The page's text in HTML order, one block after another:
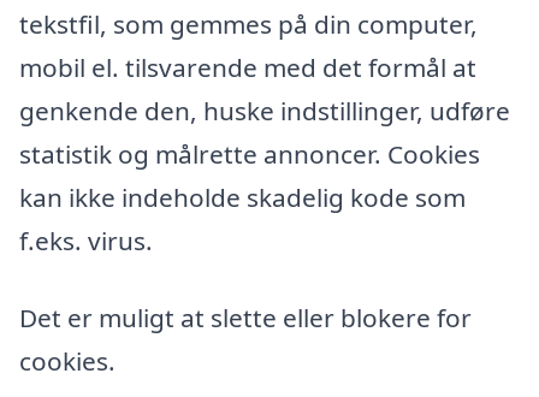
tekstfil, som gemmes på din computer,
mobil el. tilsvarende med det formål at
genkende den, huske indstillinger, udføre
statistik og målrette annoncer. Cookies
kan ikke indeholde skadelig kode som
f.eks. virus.
Det er muligt at slette eller blokere for
cookies.